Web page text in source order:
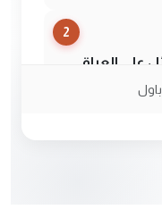
2
على العراق
في العتبات